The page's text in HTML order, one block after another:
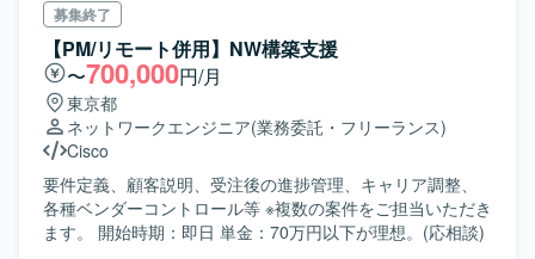
り
募集終了
【PM/リモート併用】NW構築支援
〜700,000円/月
東京都
ネットワークエンジニア(業務委託・フリーランス)
Cisco
要件定義、顧客説明、受注後の進捗管理、キャリア調整、
各種ベンダーコントロール等 ※複数の案件をご担当いただき
ます。 開始時期：即日 単金：70万円以下が理想。(応相談)